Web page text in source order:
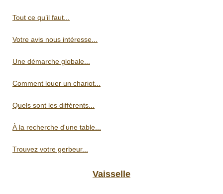
Tout ce qu’il faut...
Votre avis nous intéresse...
Une démarche globale...
Comment louer un chariot...
Quels sont les différents...
À la recherche d'une table...
Trouvez votre gerbeur...
Vaisselle